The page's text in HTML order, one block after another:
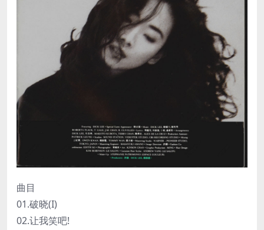
曲目
01.破晓(I)
02.让我笑吧!